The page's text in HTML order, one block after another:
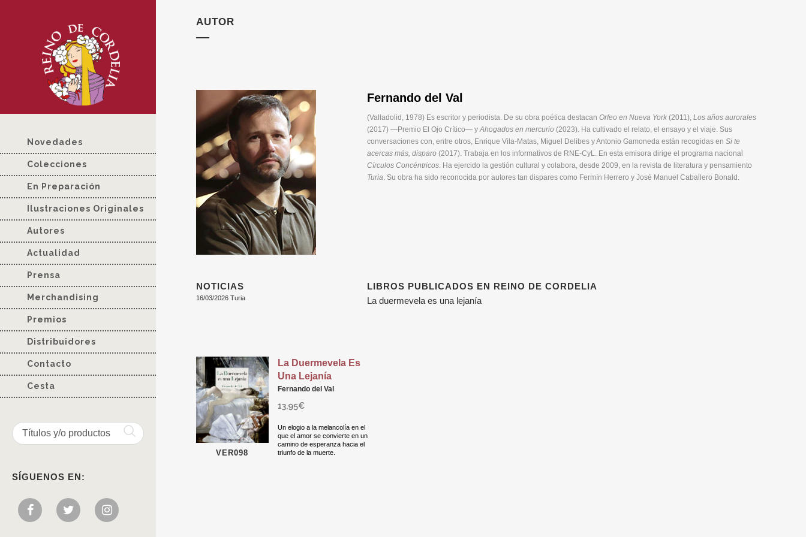
Novedades
Colecciones
En Preparación
Ilustraciones Originales
Autores
Actualidad
Prensa
Merchandising
Premios
Distribuidores
Contacto
Cesta
SÍGUENOS EN:
AUTOR
Fernando del Val
(Valladolid, 1978) Es escritor y periodista. De su obra poética destacan Orfeo en Nueva York (2011), Los años aurorales
(2017) —Premio El Ojo Crítico— yAhogados en mercurio (2023). Ha cultivado el relato, el ensayo y el viaje. Sus
conversaciones con, entre otros, Enrique Vila-Matas, Miguel Delibes y Antonio Gamoneda están recogidas en Si te
acercas más, disparo (2017). Trabaja en los informativos de RNE-CyL. En esta emisora dirige el programa nacional
Círculos Concéntricos. Ha ejercido la gestión cultural y colabora, desde 2009, en la revista de literatura y pensamiento
Turia. Su obra ha sido reconocida por autores tan dispares como Fermín Herrero y José Manuel Caballero Bonald.
NOTICIAS
16/03/2026 Turia
LIBROS PUBLICADOS EN REINO DE CORDELIA
La duermevela es una lejanía
VER098
La Duermevela Es
Una Lejanía
Fernando del Val
13,95€
Un elogio a la melancolía en el
que el amor se convierte en un
camino de esperanza hacia el
triunfo de la muerte.